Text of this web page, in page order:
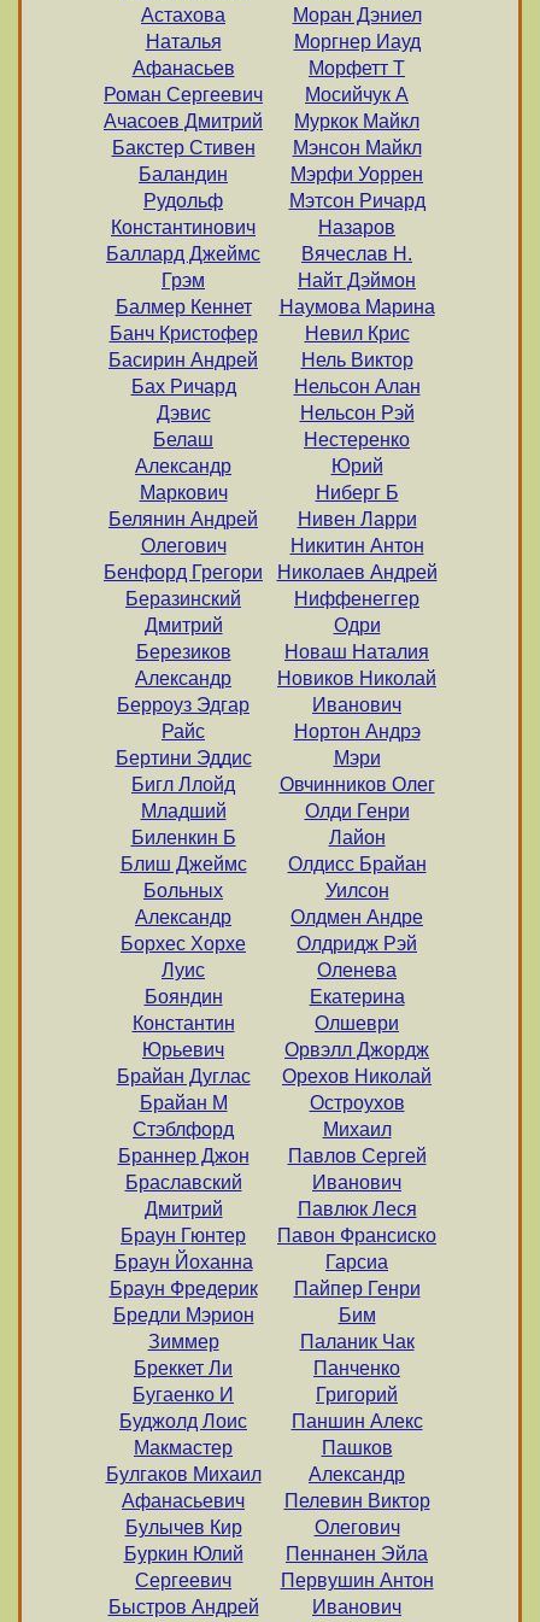
Астахова
Наталья
Афанасьев
Роман Сергеевич
Ачасоев Дмитрий
Бакстер Стивен
Баландин
Рудольф
Константинович
Баллард Джеймс
Грэм
Балмер Кеннет
Банч Кристофер
Басирин Андрей
Бах Ричард
Дэвис
Белаш
Александр
Маркович
Белянин Андрей
Олегович
Бенфорд Грегори
Беразинский
Дмитрий
Березиков
Александр
Берроуз Эдгар
Райс
Бертини Эддис
Бигл Ллойд
Младший
Биленкин Б
Блиш Джеймс
Больных
Александр
Борхес Хорхе
Луис
Бояндин
Константин
Юрьевич
Брайан Дуглас
Брайан М
Стэблфорд
Браннер Джон
Браславский
Дмитрий
Браун Гюнтер
Браун Йоханна
Браун Фредерик
Бредли Мэрион
Зиммер
Бреккет Ли
Бугаенко И
Буджолд Лоис
Макмастер
Булгаков Михаил
Афанасьевич
Булычев Кир
Буркин Юлий
Сергеевич
Быстров Андрей
Моран Дэниел
Моргнер Иауд
Морфетт Т
Мосийчук А
Муркок Майкл
Мэнсон Майкл
Мэрфи Уоррен
Мэтсон Ричард
Назаров
Вячеслав Н.
Найт Дэймон
Наумова Марина
Невил Крис
Нель Виктор
Нельсон Алан
Нельсон Рэй
Нестеренко
Юрий
Ниберг Б
Нивен Лаppи
Никитин Антон
Николаев Андрей
Ниффенеггер
Одри
Новаш Наталия
Новиков Николай
Иванович
Нортон Андрэ
Мэри
Овчинников Олег
Олди Генри
Лайон
Олдисс Брайан
Уилсон
Олдмен Андре
Олдридж Рэй
Оленева
Екатерина
Олшеври
Орвэлл Джордж
Орехов Николай
Остроухов
Михаил
Павлов Сергей
Иванович
Павлюк Леся
Павон Франсиско
Гарсиа
Пайпер Генри
Бим
Паланик Чак
Панченко
Григорий
Паншин Алекс
Пашков
Александр
Пелевин Виктор
Олегович
Пеннанен Эйла
Первушин Антон
Иванович